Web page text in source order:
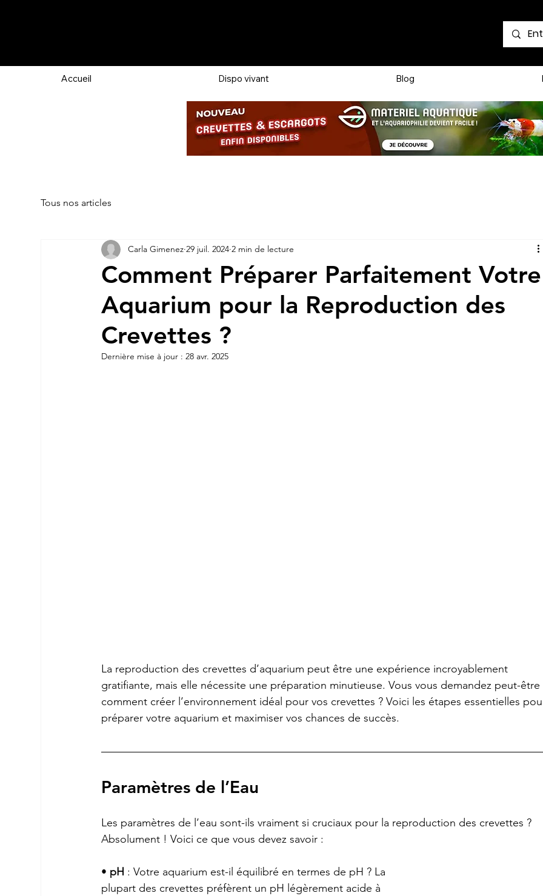
Accueil Dispo vivant Blog
Tous nos articles
Comment Préparer Parfaitement Votre
Aquarium pour la Reproduction des
Crevettes ?
Carla Gimenez 29 juil. 2024 2 min de lecture
Dernière mise à jour :28 avr. 2025
La reproduction des crevettes d’aquarium peut être une expérience incroyablement
gratifiante, mais elle nécessite une préparation minutieuse. Vous vous demandez peut-être
comment créer l’environnement idéal pour vos crevettes ? Voici les étapes essentielles
préparer votre aquarium et maximiser vos chances de succès.
Paramètres de l’Eau
Les paramètres de l’eau sont-ils vraiment si cruciaux pour la reproduction des crevettes ?
Absolument ! Voici ce que vous devez savoir :
• pH : Votre aquarium est-il équilibré en termes de pH ? La
plupart des crevettes préfèrent un pH légèrement acide à